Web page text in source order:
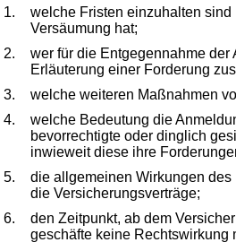
1.
welche Fristen einzuhalten
Versäumung hat;
2.
wer für die Entgegennahme der
Erläuterung einer Forderung
3.
welche weiteren Maßnahmen
4.
welche Bedeutung die
bevorrechtigte oder dinglich
inwieweit diese ihre
5.
die allgemeinen Wirkungen
die Versicherungsverträge;
6.
den Zeitpunkt, ab dem
geschäfte keine Rechtswirkung